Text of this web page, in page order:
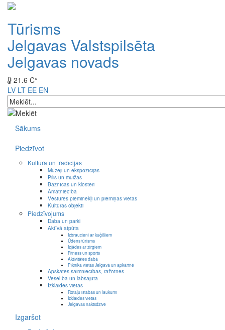
Tūrisms
Jelgavas Valstspilsēta
Jelgavas novads
21.6 C°
LV LT EE EN
Sākums
Piedzīvot
Kultūra un tradīcijas
Muzeji un ekspozīcijas
Pilis un muižas
Baznīcas un klosteri
Amatniecība
Vēstures pieminekļi un piemiņas vietas
Kultūras objekti
Piedzīvojums
Daba un parki
Aktīvā atpūta
Izbraucieni ar kuģīšiem
Ūdens tūrisms
Izjādes ar zirgiem
Fitness un sports
Aktivitātes dabā
Piknika vietas Jelgavā un apkārtnē
Apskates saimniecības, ražotnes
Veselība un labsajūta
Izklaides vietas
Rotaļu istabas un laukumi
Izklaides vietas
Jelgavas naktsdzīve
Izgaršot